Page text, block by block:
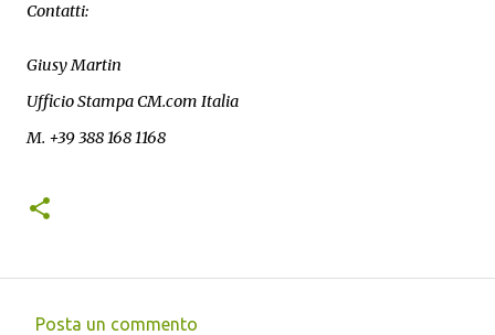
Contatti:
Giusy Martin
Ufficio Stampa CM.com Italia
M. +39 388 168 1168
Posta un commento